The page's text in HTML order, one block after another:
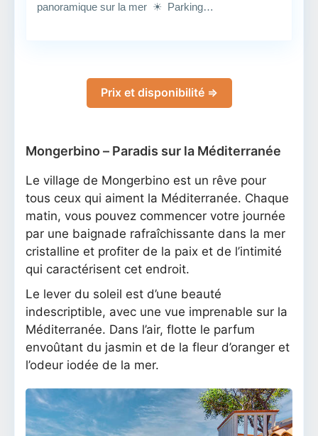
panoramique sur la mer ☀ Parking…
Prix et disponibilité ⇒
Mongerbino – Paradis sur la Méditerranée
Le village de Mongerbino est un rêve pour
tous ceux qui aiment la Méditerranée. Chaque
matin, vous pouvez commencer votre journée
par une baignade rafraîchissante dans la mer
cristalline et profiter de la paix et de l’intimité
qui caractérisent cet endroit.
Le lever du soleil est d’une beauté
indescriptible, avec une vue imprenable sur la
Méditerranée. Dans l’air, flotte le parfum
envoûtant du jasmin et de la fleur d’oranger et
l’odeur iodée de la mer.